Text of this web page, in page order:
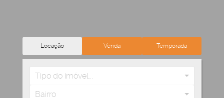
Locação Venda Temporada
Tipo do imóvel...
Bairro